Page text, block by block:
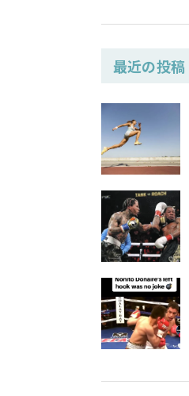
最近の投稿